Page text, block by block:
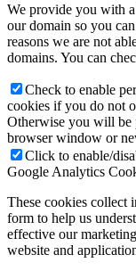
We provide you with
our domain so you
reasons we are not
domains. You can
Check to enable
cookies if you do not
Otherwise you will be
browser window or
Click to enable/
Google Analytics
These cookies collect
form to help us
effective our
website and